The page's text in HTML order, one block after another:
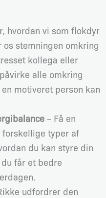
hvordan vi som flokdyr
stemningen omkring
kollega eller
alle omkring
motiveret person kan
– Få en
typer af
du kan styre din
får et bedre
udfordrer den